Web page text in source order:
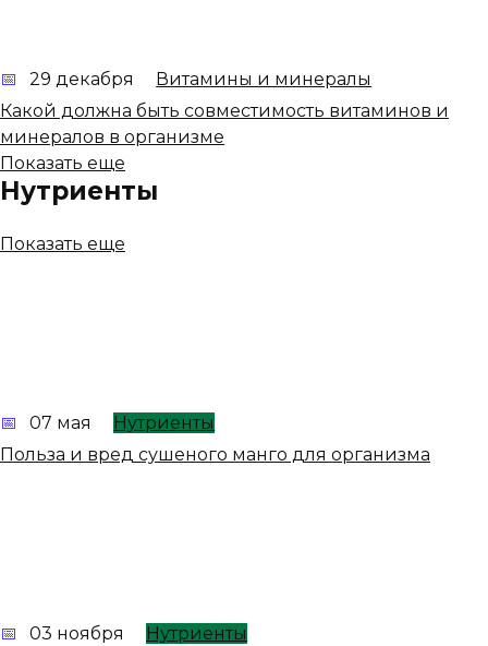
29 декабря
Витамины и минералы
Какой должна быть совместимость витаминов и
минералов в организме
Показать еще
Нутриенты
Показать еще
07 мая
Нутриенты
Польза и вред сушеного манго для организма
03 ноября
Нутриенты